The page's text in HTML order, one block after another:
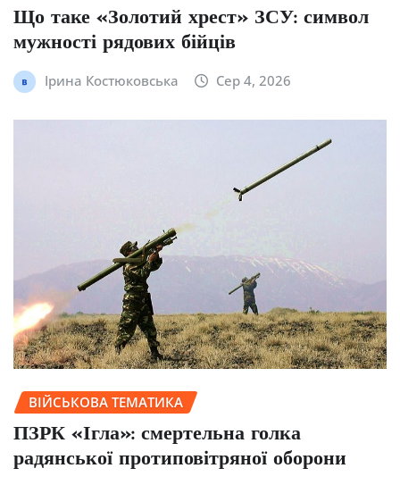
Що таке «Золотий хрест» ЗСУ: символ
мужності рядових бійців
Ірина Костюковська Сер 4, 2026
ВІЙСЬКОВА ТЕМАТИКА
ПЗРК «Ігла»: смертельна голка
радянської протиповітряної оборони